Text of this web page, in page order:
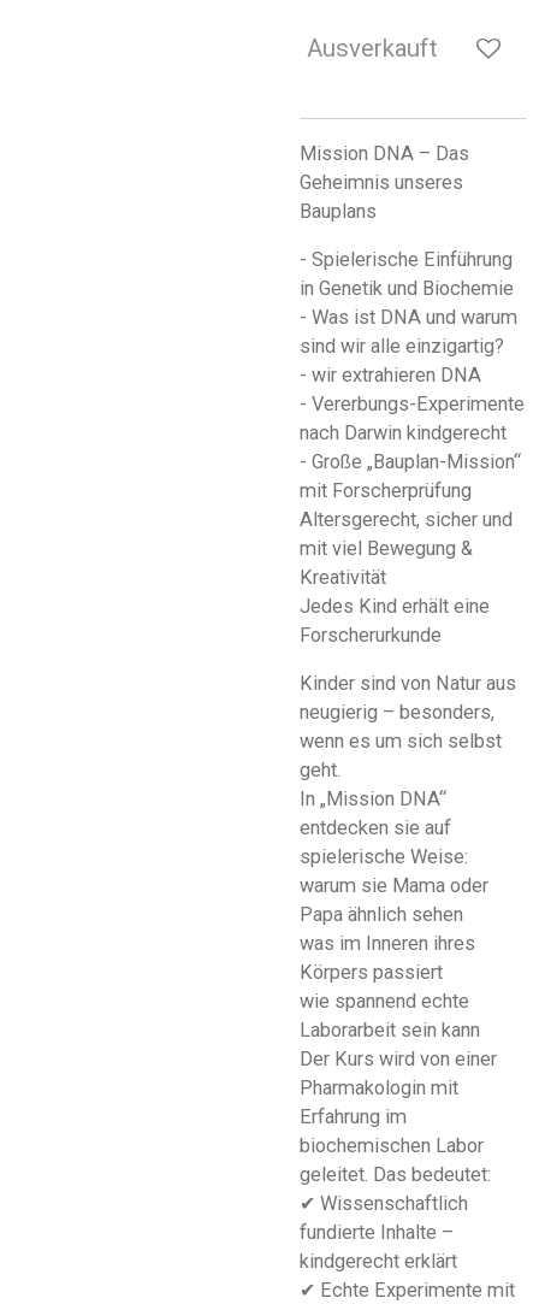
Ausverkauft
Mission DNA – Das
Geheimnis unseres
Bauplans
- Spielerische Einführung
in Genetik und Biochemie
- Was ist DNA und warum
sind wir alle einzigartig?
- wir extrahieren DNA
- Vererbungs-Experimente
nach Darwin kindgerecht
- Große „Bauplan-Mission“
mit Forscherprüfung
Altersgerecht, sicher und
mit viel Bewegung &
Kreativität
Jedes Kind erhält eine
Forscherurkunde
Kinder sind von Natur aus
neugierig – besonders,
wenn es um sich selbst
geht.
In „Mission DNA“
entdecken sie auf
spielerische Weise:
warum sie Mama oder
Papa ähnlich sehen
was im Inneren ihres
Körpers passiert
wie spannend echte
Laborarbeit sein kann
Der Kurs wird von einer
Pharmakologin mit
Erfahrung im
biochemischen Labor
geleitet. Das bedeutet:
✔ Wissenschaftlich
fundierte Inhalte –
kindgerecht erklärt
✔ Echte Experimente mit